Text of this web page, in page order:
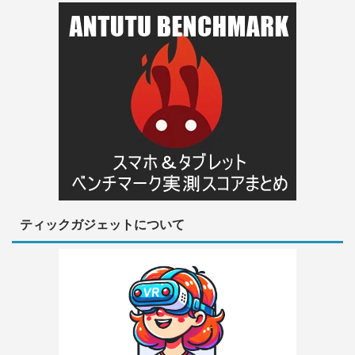
ティックガジェットについて